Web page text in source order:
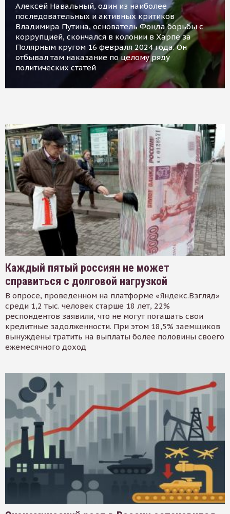
Алексей Навальный, один из наиболее
последовательных и активных критиков
Владимира Путина, основатель Фонда борьбы с
коррупцией, скончался в колонии в Харпе за
Полярным кругом 16 февраля 2024 года. Он
отбывал там наказание по целому ряду
политических статей
Каждый пятый россиян не может
справиться с долговой нагрузкой
В опросе, проведенном на платформе «Яндекс.Взгляд»
среди 1,2 тыс. человек старше 18 лет, 22%
респондентов заявили, что не могут погашать свои
кредитные задолженности. При этом 18,5% заемщиков
вынуждены тратить на выплаты более половины своего
ежемесячного доход